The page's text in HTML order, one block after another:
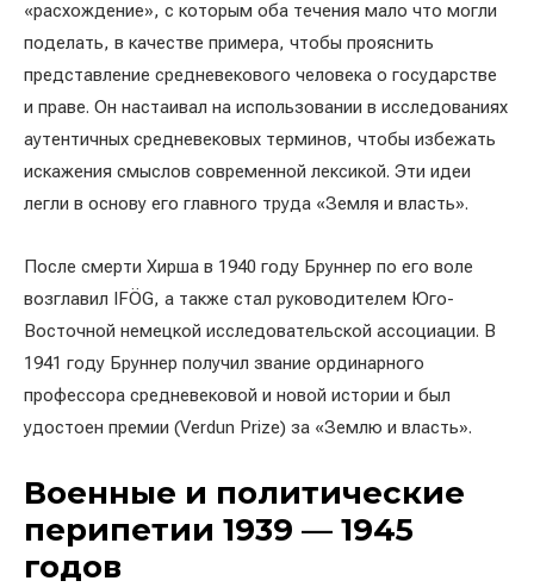
«расхождение», с которым оба течения мало что могли
поделать, в качестве примера, чтобы прояснить
представление средневекового человека о государстве
и праве. Он настаивал на использовании в исследованиях
аутентичных средневековых терминов, чтобы избежать
искажения смыслов современной лексикой. Эти идеи
легли в основу его главного труда «Земля и власть».
После смерти Хирша в 1940 году Бруннер по его воле
возглавил IFÖG, а также стал руководителем Юго-
Восточной немецкой исследовательской ассоциации. В
1941 году Бруннер получил звание ординарного
профессора средневековой и новой истории и был
удостоен премии (Verdun Prize) за «Землю и власть».
Военные и политические
перипетии 1939 — 1945
годов